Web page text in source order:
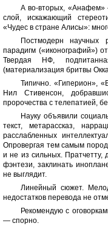
А во-вторых, «Анафем»
слой, искажающий
«Чудес в стране Алисы»:
Постмодерн научных
парадигм («иконографий»)
Твердая НФ,
(материализация бритвы
Типично. «Гиперион»,
Нил Стивенсон,
пророчества с телепатией,
Науку объявили
текст, метарассказ,
расслабленных
Опровергая тем самым
и не из сильных. Пратчетту,
фэнтези, заклинать
не выглядит.
Линейный сюжет.
недостатков перевода не
Рекомендую с
— спорно.